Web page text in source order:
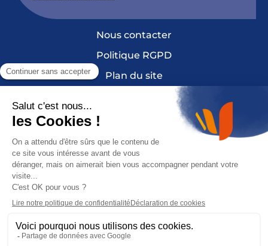
Nous contacter
Politique RGPD
Plan du site
Mentions légales et crédits
reconnue Don en Confiance depuis 2010. Don
en Confiance est un organisme indépendant